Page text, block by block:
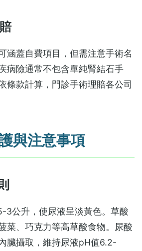
涵蓋自費項目，但需注意手術名
病險通常不包含單純腎結石手
條款計算，門診手術理賠各公司
與注意事項
3公升，使尿液呈淡黃色。草酸
菜、巧克力等高草酸食物。尿酸
臟攝取，維持尿液pH值6.2-